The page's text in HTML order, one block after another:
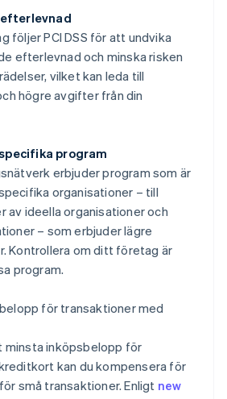
följer PCI DSS för att undvika
efterlevnad och minska risken
vilket kan leda till
högre avgifter från din
program
erbjuder program som är
organisationer – till
av ideella organisationer och
– som erbjuder lägre
Kontrollera om ditt företag är
program.
för transaktioner med
minsta inköpsbelopp för
kan du kompensera för
små transaktioner. Enligt new